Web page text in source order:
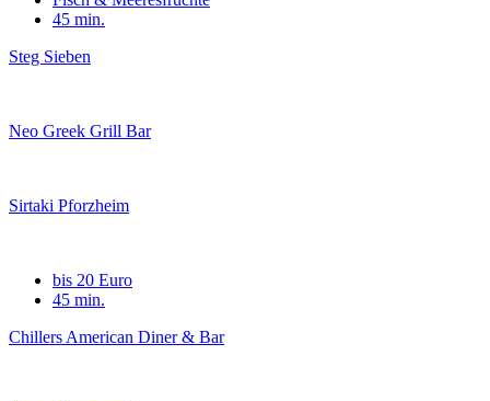
45 min.
Steg Sieben
Neo Greek Grill Bar
Sirtaki Pforzheim
bis 20 Euro
45 min.
Chillers American Diner & Bar